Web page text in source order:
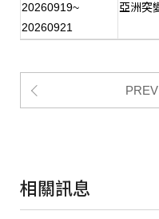
20260919~
20260921
亞洲突
PREV
相關訊息